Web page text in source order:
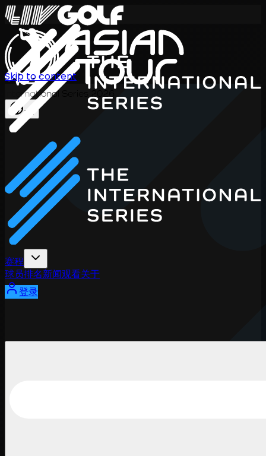
International Series 2026
ZH
赛程
球员排名新闻观看关于
登录
Skip to content